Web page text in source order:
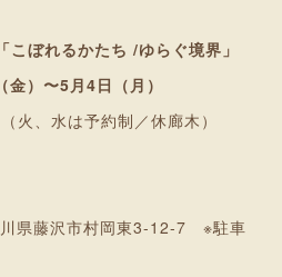
「こぼれるかたち /ゆらぐ境界」
金）〜5月4日（月）
、水は予約制／休廊木）
県藤沢市村岡東3-12-7 ※駐車